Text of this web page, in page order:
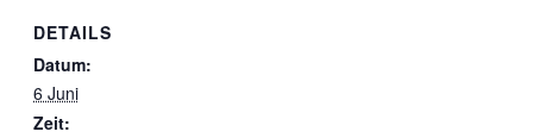
DETAILS
Datum:
6 Juni
Zeit: